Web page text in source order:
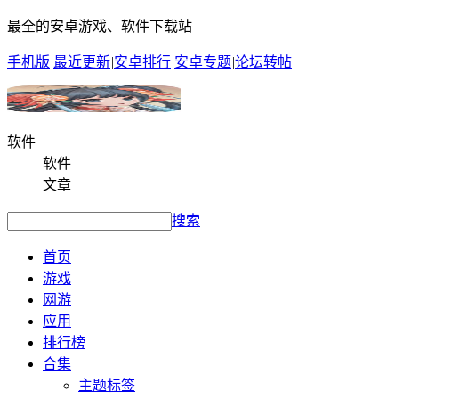
最全的安卓游戏、软件下载站
手机版|最近更新|安卓排行|安卓专题|论坛转帖
软件
软件
文章
搜索
首页
游戏
网游
应用
排行榜
合集
主题标签